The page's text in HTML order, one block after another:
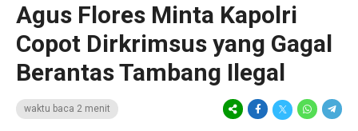
Agus Flores Minta Kapolri
Copot Dirkrimsus yang Gagal
Berantas Tambang Ilegal
waktu baca 2 menit